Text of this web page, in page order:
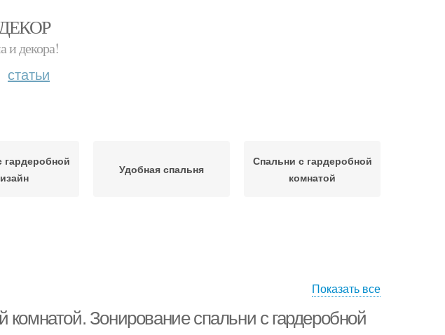
и декора!
статьи
гардеробной
Удобная спальня
Спальни с гардеробной
комнатой
Показать все
комнатой. Зонирование спальни с гардеробной